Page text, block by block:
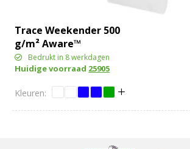
Trace Weekender 500
g/m² Aware™
gerecyclede draagtas
Bedrukt in 8 werkdagen
Huidige voorraad 25905